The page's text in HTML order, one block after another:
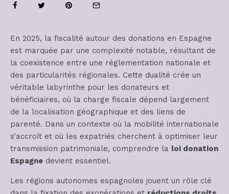
En 2025, la fiscalité autour des donations en Espagne
est marquée par une complexité notable, résultant de
la coexistence entre une réglementation nationale et
des particularités régionales. Cette dualité crée un
véritable labyrinthe pour les donateurs et
bénéficiaires, où la charge fiscale dépend largement
de la localisation géographique et des liens de
parenté. Dans un contexte où la mobilité internationale
s’accroît et où les expatriés cherchent à optimiser leur
transmission patrimoniale, comprendre la loi donation
Espagne devient essentiel.
Les régions autonomes espagnoles jouent un rôle clé